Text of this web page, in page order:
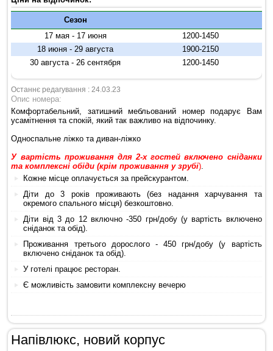
Сезон
17 мая - 17 июня
1200-1450
18 июня - 29 августа
1900-2150
30 августа - 26 сентября
1200-1450
Останнє редагування : 24.03.23
Опис номера:
Комфортабельний, затишний мебльований номер подарує Вам
усамітнення та спокій, який так важливо на відпочинку.
Односпальне ліжко та диван-ліжко
У вартість проживання для 2-х гостей включено сніданки
та комплексні обіди (крім проживання у зрубі)
Кожне місце оплачується за прейскурантом.
Діти до 3 років проживають (без надання харчування та
окремого спального місця) безкоштовно.
Діти від 3 до 12 включно -350 грн/добу (у вартість включено
сніданок та обід).
Проживання третього дорослого - 450 грн/добу (у вартість
включено сніданок та обід).
У готелі працює ресторан.
Є можливість замовити комплексну вечерю
Напівлюкс, новий корпус